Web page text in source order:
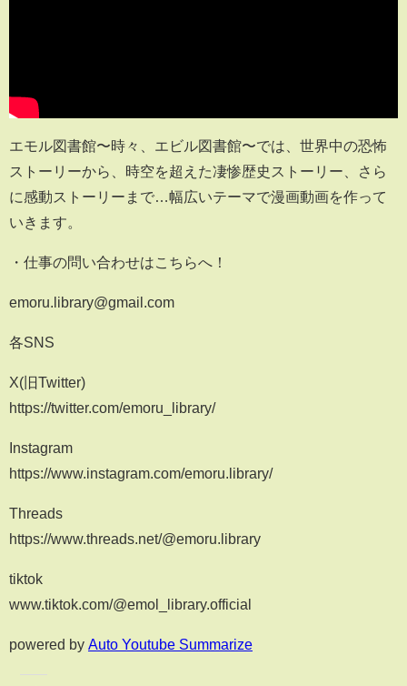
エモル図書館〜時々、エビル図書館〜では、世界中の恐怖
ストーリーから、時空を超えた凄惨歴史ストーリー、さら
に感動ストーリーまで…幅広いテーマで漫画動画を作って
いきます。
・仕事の問い合わせはこちらへ！
emoru.library@gmail.com
各SNS
X(旧Twitter)
https://twitter.com/emoru_library/
Instagram
https://www.instagram.com/emoru.library/
Threads
https://www.threads.net/@emoru.library
tiktok
www.tiktok.com/@emol_library.official
powered by Auto Youtube Summarize